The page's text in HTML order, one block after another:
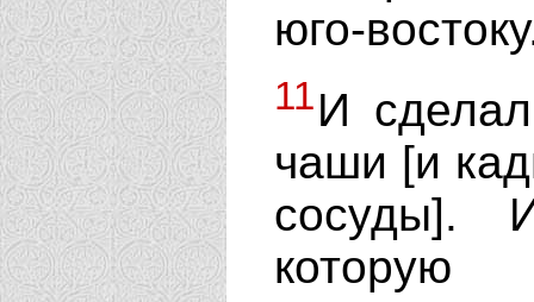
юго-
11И
чаши [и
сосуды].
которую